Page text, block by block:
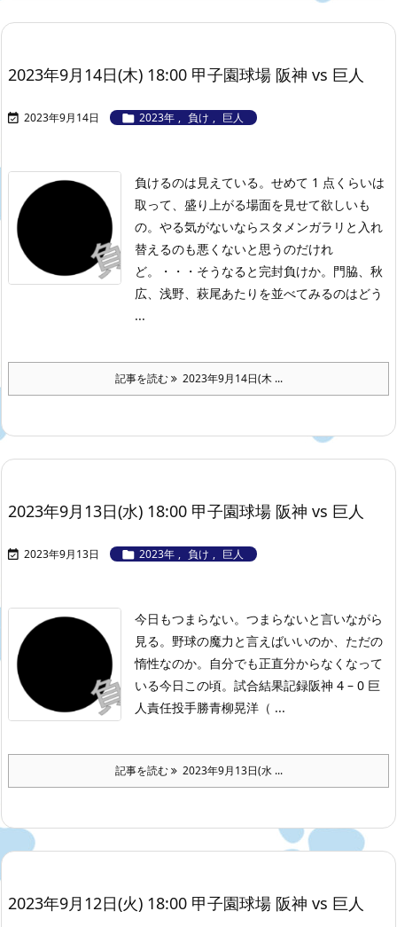
2023年9月14日(木) 18:00 甲子園球場 阪神 vs 巨人
 2023年9月14日  2023年 , 負け , 巨人
負けるのは見えている。せめて 1 点くらいは
取って、盛り上がる場面を見せて欲しいも
の。やる気がないならスタメンガラリと入れ
替えるのも悪くないと思うのだけれ
ど。・・・そうなると完封負けか。門脇、秋
広、浅野、萩尾あたりを並べてみるのはどう
...
記事を読む 2023年9月14日(木 ...
2023年9月13日(水) 18:00 甲子園球場 阪神 vs 巨人
 2023年9月13日  2023年 , 負け , 巨人
今日もつまらない。つまらないと言いながら
見る。野球の魔力と言えばいいのか、ただの
惰性なのか。自分でも正直分からなくなって
いる今日この頃。 試合結果記録阪神 4 – 0 巨
人責任投手勝青柳晃洋（ ...
記事を読む 2023年9月13日(水 ...
2023年9月12日(火) 18:00 甲子園球場 阪神 vs 巨人